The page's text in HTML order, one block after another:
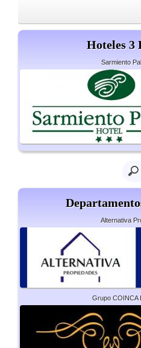
Hoteles 3
Sarmiento
Alternativa
Grupo COINCA